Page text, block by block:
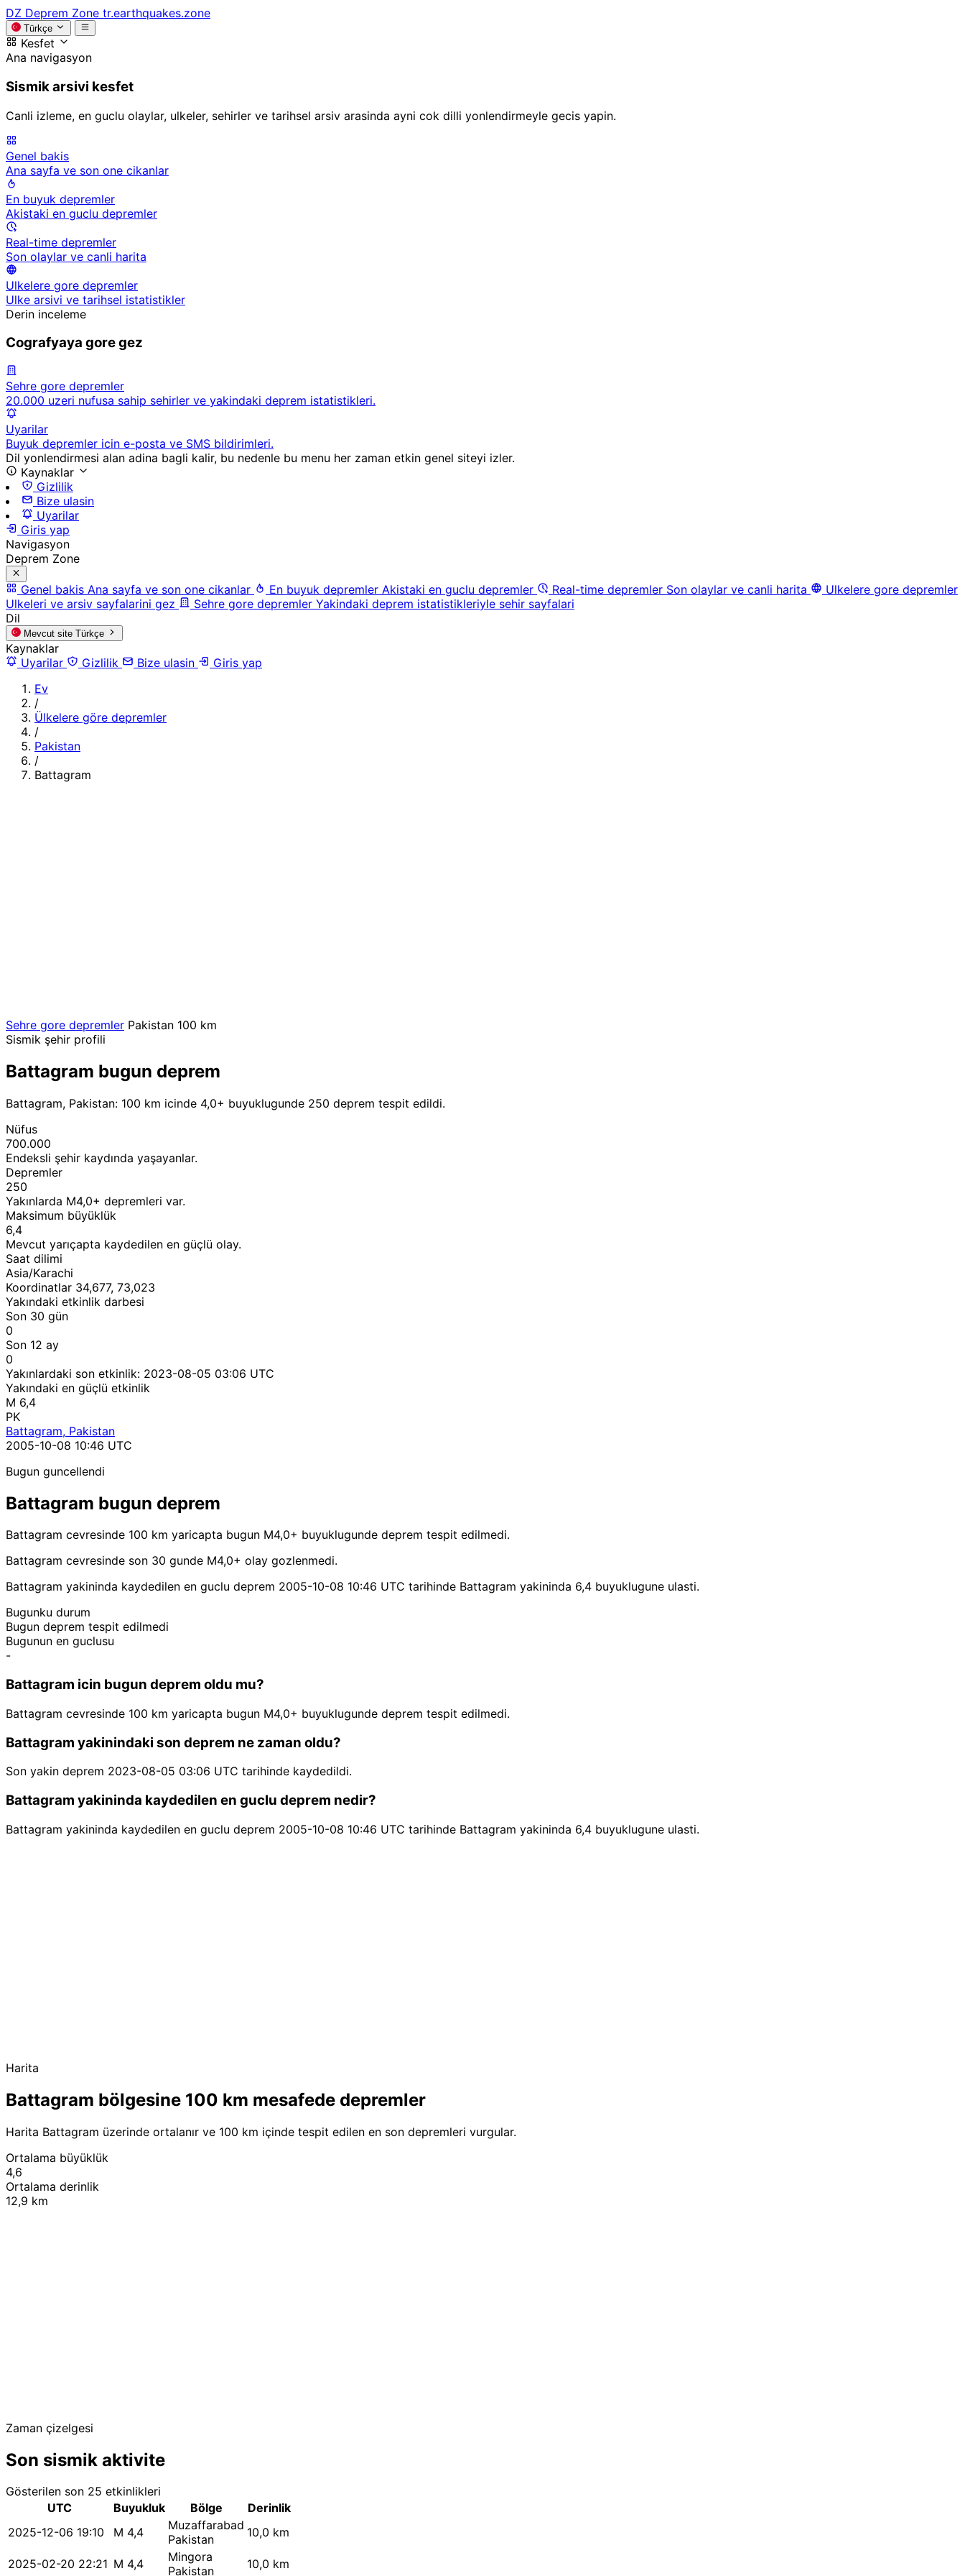
DZ Deprem Zone tr.earthquakes.zone
Türkçe
Kesfet
Ana navigasyon
Sismik arsivi kesfet
Canli izleme, en guclu olaylar, ulkeler, sehirler ve tarihsel arsiv arasinda ayni cok dilli yonlendirmeyle gecis yapin.
Genel bakis
Ana sayfa ve son one cikanlar
En buyuk depremler
Akistaki en guclu depremler
Real-time depremler
Son olaylar ve canli harita
Ulkelere gore depremler
Ulke arsivi ve tarihsel istatistikler
Derin inceleme
Cografyaya gore gez
Sehre gore depremler
20.000 uzeri nufusa sahip sehirler ve yakindaki deprem istatistikleri.
Uyarilar
Buyuk depremler icin e-posta ve SMS bildirimleri.
Dil yonlendirmesi alan adina bagli kalir, bu nedenle bu menu her zaman etkin genel siteyi izler.
Kaynaklar
Gizlilik
Bize ulasin
Uyarilar
Giris yap
Navigasyon
Deprem Zone
Genel bakis Ana sayfa ve son one cikanlar En buyuk depremler Akistaki en guclu depremler Real-time depremler Son olaylar ve canli harita
Ulkelere gore depremler
Ulkeleri ve arsiv sayfalarini gez
Sehre gore depremler Yakindaki deprem istatistikleriyle sehir sayfalari
Dil
Mevcut site Türkçe
Kaynaklar
Uyarilar
Gizlilik Bize ulasin
Giris yap
Ev
/
Ülkelere göre depremler
/
Pakistan
/
Battagram
Sehre gore depremler Pakistan 100 km
Sismik şehir profili
Battagram bugun deprem
Battagram, Pakistan: 100 km icinde 4,0+ buyuklugunde 250 deprem tespit edildi.
Nüfus
700.000
Endeksli şehir kaydında yaşayanlar.
Depremler
250
Yakınlarda M4,0+ depremleri var.
Maksimum büyüklük
6,4
Mevcut yarıçapta kaydedilen en güçlü olay.
Saat dilimi
Asia/Karachi
Koordinatlar 34,677, 73,023
Yakındaki etkinlik darbesi
Son 30 gün
0
Son 12 ay
0
Yakınlardaki son etkinlik: 2023-08-05 03:06 UTC
Yakındaki en güçlü etkinlik
M 6,4
PK
Battagram, Pakistan
2005-10-08 10:46 UTC
Bugun guncellendi
Battagram bugun deprem
Battagram cevresinde 100 km yaricapta bugun M4,0+ buyuklugunde deprem tespit edilmedi.
Battagram cevresinde son 30 gunde M4,0+ olay gozlenmedi.
Battagram yakininda kaydedilen en guclu deprem 2005-10-08 10:46 UTC tarihinde Battagram yakininda 6,4 buyuklugune ulasti.
Bugunku durum
Bugun deprem tespit edilmedi
Bugunun en guclusu
-
Battagram icin bugun deprem oldu mu?
Battagram cevresinde 100 km yaricapta bugun M4,0+ buyuklugunde deprem tespit edilmedi.
Battagram yakinindaki son deprem ne zaman oldu?
Son yakin deprem 2023-08-05 03:06 UTC tarihinde kaydedildi.
Battagram yakininda kaydedilen en guclu deprem nedir?
Battagram yakininda kaydedilen en guclu deprem 2005-10-08 10:46 UTC tarihinde Battagram yakininda 6,4 buyuklugune ulasti.
Harita
Battagram bölgesine 100 km mesafede depremler
Harita Battagram üzerinde ortalanır ve 100 km içinde tespit edilen en son depremleri vurgular.
Ortalama büyüklük
4,6
Ortalama derinlik
12,9 km
Zaman çizelgesi
Son sismik aktivite
Gösterilen son 25 etkinlikleri
UTC
Buyukluk Bölge
Derinlik
2025-12-06 19:10
M 4,4
Muzaffarabad
Pakistan
10,0 km
2025-02-20 22:21 M 4,4
Mingora
Pakistan
10,0 km